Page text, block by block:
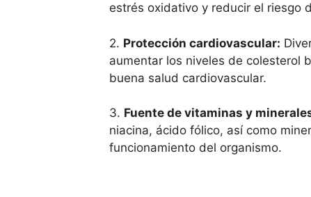
estrés oxidativo y reducir el riesgo
2. Protección cardiovascular:
aumentar los niveles de colesterol
buena salud cardiovascular.
3. Fuente de vitaminas y
niacina, ácido fólico, así como
funcionamiento del organismo.